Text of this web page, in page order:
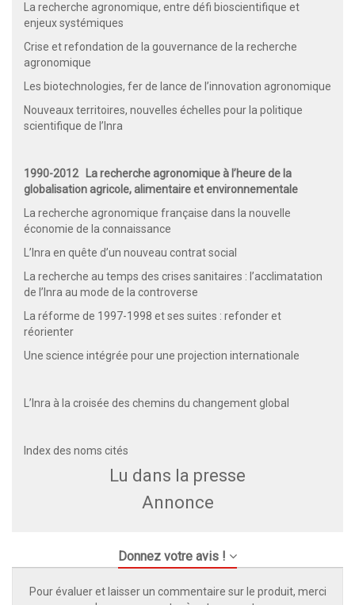
La recherche agronomique, entre défi bioscientifique et
enjeux systémiques
Crise et refondation de la gouvernance de la recherche
agronomique
Les biotechnologies, fer de lance de l’innovation agronomique
Nouveaux territoires, nouvelles échelles pour la politique
scientifique de l’Inra
1990-2012 La recherche agronomique à l’heure de la
globalisation agricole, alimentaire et environnementale
La recherche agronomique française dans la nouvelle
économie de la connaissance
L’Inra en quête d’un nouveau contrat social
La recherche au temps des crises sanitaires : l’acclimatation
de l’Inra au mode de la controverse
La réforme de 1997-1998 et ses suites : refonder et
réorienter
Une science intégrée pour une projection internationale
L’Inra à la croisée des chemins du changement global
Index des noms cités
Lu dans la presse
Annonce
Donnez votre avis !
Pour évaluer et laisser un commentaire sur le produit, merci